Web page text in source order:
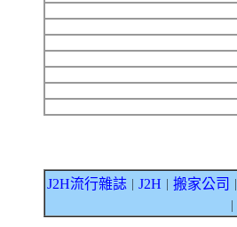
J2H流行雜誌 J2H 搬家公司